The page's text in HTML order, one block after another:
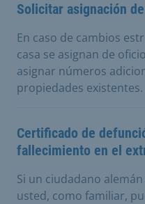
Solicitar asignación
En caso de cambios
casa se asignan de
asignar números
propiedades existentes.
Certificado de
fallecimiento en el
Si un ciudadano
usted, como familiar,